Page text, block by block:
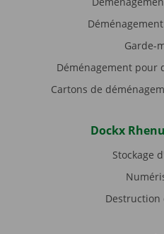
Garde-
Déménagement pour
Cartons de
Dockx
Stockage
Destruction